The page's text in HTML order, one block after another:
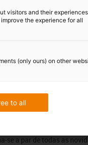
de chat
- Sexta-feira:
se a par de todas as
visitors and their
the experience for all
(only ours) on other
to all